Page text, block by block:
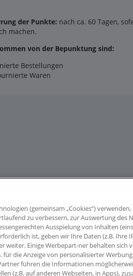
der Punkte: nach ca. 60 Tagen,
machen.
von der Bepunktung sind:
Bestellungen
Waren
(gemeinsam „Cookies“)
zu verbessern, zur Auswertung des
Ausspielung von Inhalten
ist, geben wir Ihre Daten (z.B. Ihre
weiter. Einige Werbepart-ner behalten sich
die Anzeige von personalisierter
führen die Informationen
(z.B. auf anderen Webseiten, in Apps),